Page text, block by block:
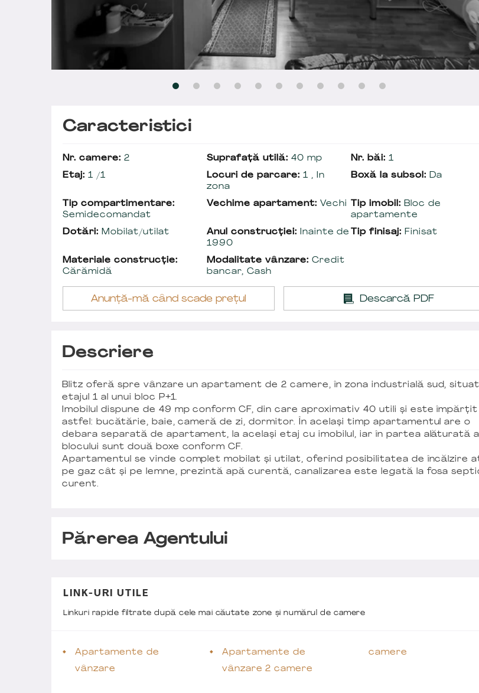
Caracteristici
Nr. camere: 2 Suprafață utilă: 40 mp Nr. băi: 1
Etaj: 1 /1 Locuri de parcare: 1 , In
zona
Boxă la subsol: Da
Tip compartimentare:
Semidecomandat
Vechime apartament: Vechi Tip imobil: Bloc de
apartamente
Dotări: Mobilat/utilat Anul construcției: Inainte de
1990
Tip finisaj: Finisat
Materiale construcție:
Cărămidă
Modalitate vânzare: Credit
bancar, Cash
Anunță-mă când scade prețul Descarcă PDF
Descriere
Blitz oferă spre vânzare un apartament de 2 camere, în zona industrială sud,
etajul 1 al unui bloc P+1.
Imobilul dispune de 49 mp conform CF, din care aproximativ 40 utili și este împărțit
astfel: bucătărie, baie, cameră de zi, dormitor. În același timp apartamentul are o
debara separată de apartament, la același etaj cu imobilul, iar în partea alăturată a
blocului sunt două boxe conform CF.
Apartamentul se vinde complet mobilat și utilat, oferind posibilitatea de încălzire
pe gaz cât și pe lemne, prezintă apă curentă, canalizarea este legată la fosa
curent.
Părerea Agentului
LINK-URI UTILE
Linkuri rapide filtrate după cele mai căutate zone și numărul de camere
Apartamente de
vânzare
Apartamente de
vânzare 2 camere
camere